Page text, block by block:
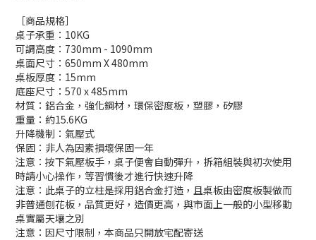
［商品規格］
桌子承重：10KG
可調高度：730mm - 1090mm
桌面尺寸：650mm X 480mm
桌板厚度：15mm
底座尺寸：570 x 485mm
材質：鋁合金，強化鋼材，環保密度板，塑膠，矽膠
重量：約15.6KG
升降機制：氣壓式
保固：非人為因素損壞保固一年
注意：按下氣壓板手，桌子便會自動彈升，拆箱組裝與初次使用
時請小心操作，等習慣後才進行快速升降
注意：此桌子的立柱是採用鋁合金打造，且桌板由密度板製做而
非普通刨花板，品質更好，造價更高，與市面上一般的小型移動
桌實屬天壤之別
注意：因尺寸限制，本商品只開放宅配寄送